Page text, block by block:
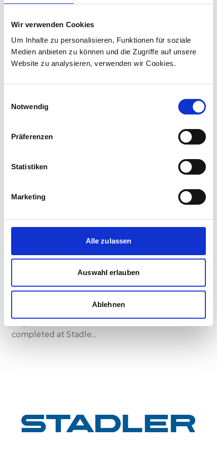
Wir verwenden Cookies
Um Inhalte zu personalisieren, Funktionen für soziale
Medien anbieten zu können und die Zugriffe auf unsere
Website zu analysieren, verwenden wir Cookies.
Notwendig
Präferenzen
Statistiken
Marketing
Alle zulassen
Auswahl erlauben
Ablehnen
Personenverkehr in Kanada
Stadler hat mit VIA Rail Canada einen Vertrag
über die Lieferung von 45 Hybridlokomotiven
unterzeichnet und sich damit den ersten
New standard in Hungarian railway transport:
First train completed for GYSEV’s new
InterCity FLIRT fleet
GYSEV Ltd.’s procurement project for 11 FLIRT
completed at Stadle...